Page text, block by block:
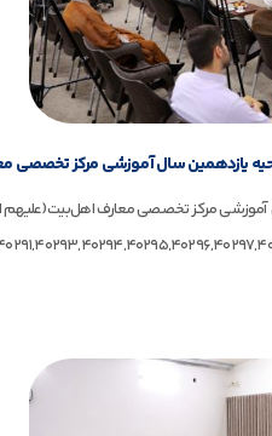
یازدهمین سال آموزشی مرکز تخصصی